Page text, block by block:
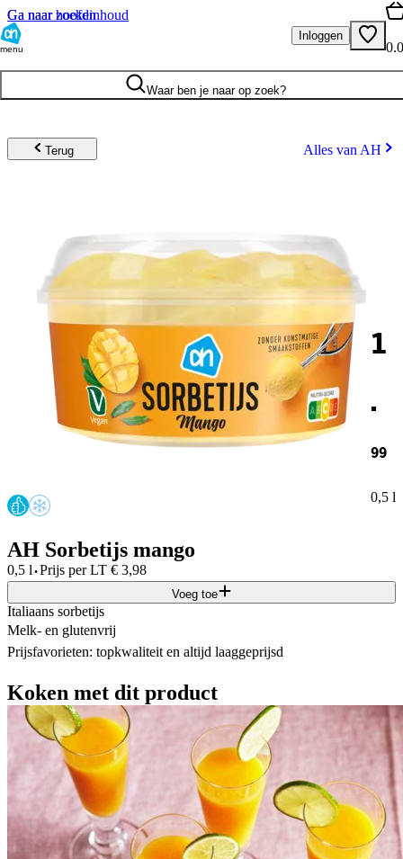
Ga naar hoofdinhoud
Ga naar zoeken
menu
Inloggen
Waar ben je naar op zoek?
Terug Alles van AH
1
.
99
0,5 l
AH Sorbetijs mango
0,5 l·Prijs per LT € 3,98
Voeg toe
Italiaans sorbetijs
Melk- en glutenvrij
Prijsfavorieten: topkwaliteit en altijd laaggeprijsd
Koken met dit product